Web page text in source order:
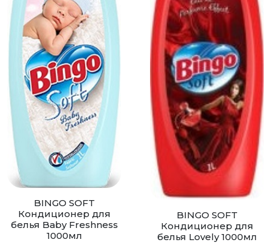
BINGO SOFT
Кондиционер для
белья Baby Freshness
1000мл
BINGO SOFT
Кондиционер для
белья Lovely 1000мл